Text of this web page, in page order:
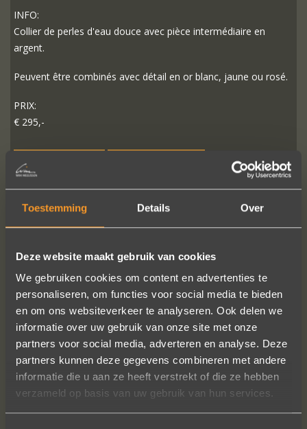
Toestemming Details Over
Deze website maakt gebruik van cookies
We gebruiken cookies om content en advertenties te
personaliseren, om functies voor social media te bieden
en om ons websiteverkeer te analyseren. Ook delen we
informatie over uw gebruik van onze site met onze
partners voor social media, adverteren en analyse. Deze
partners kunnen deze gegevens combineren met andere
informatie die u aan ze heeft verstrekt of die ze hebben
verzameld op basis van uw gebruik van hun services.
INFO:
Collier de perles d'eau douce avec pièce intermédiaire en
argent.
Peuvent être combinés avec détail en or blanc, jaune ou rosé.
PRIX:
€ 295,-
PLUS D'INFO
Wat een prachtige sieraden! Na mn
trouwring heb ik nu aan mn andere